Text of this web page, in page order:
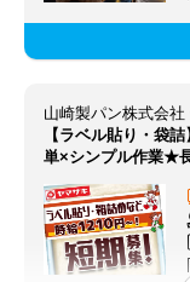
山崎製パン株式会
【ラベル貼り・袋
単×シンプル作業★